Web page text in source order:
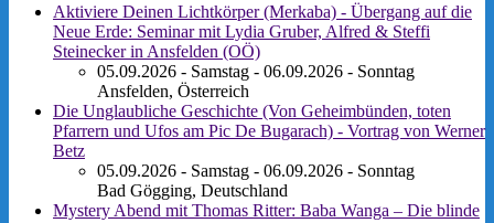
Aktiviere Deinen Lichtkörper (Merkaba) - Übergang auf die
Neue Erde: Seminar mit Lydia Gruber, Alfred & Steffi
Steinecker in Ansfelden (OÖ)
05.09.2026 - Samstag - 06.09.2026 - Sonntag
Ansfelden, Österreich
Die Unglaubliche Geschichte (Von Geheimbünden, toten
Pfarrern und Ufos am Pic De Bugarach) - Vortrag von Werner
Betz
05.09.2026 - Samstag - 06.09.2026 - Sonntag
Bad Gögging, Deutschland
Mystery Abend mit Thomas Ritter: Baba Wanga – Die blinde